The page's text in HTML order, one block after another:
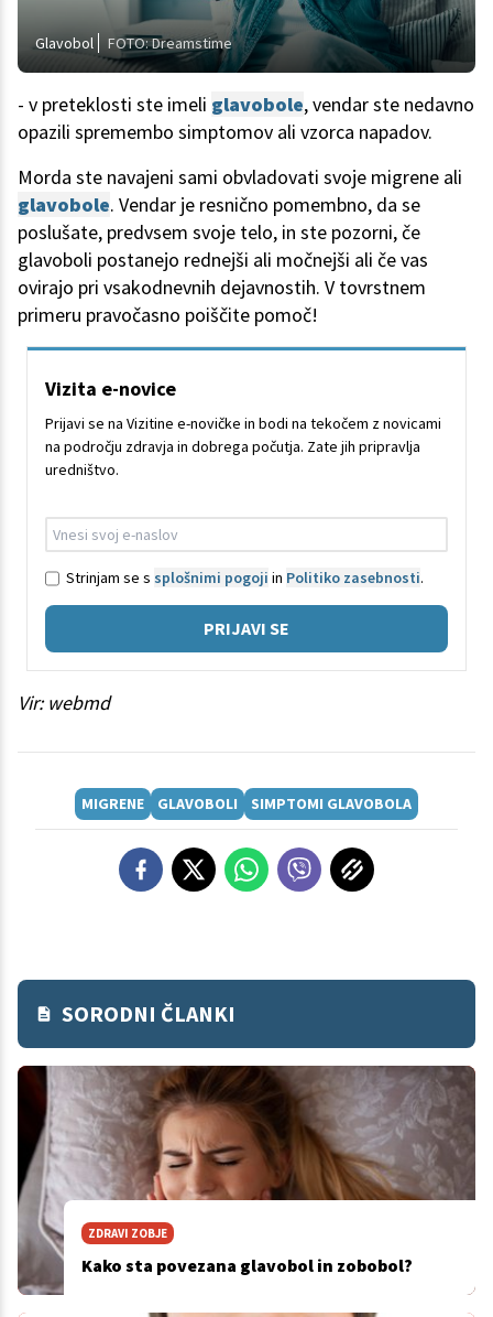
Glavobol FOTO: Dreamstime
- v preteklosti ste imeli glavobole, vendar ste nedavno
opazili spremembo simptomov ali vzorca napadov.
Morda ste navajeni sami obvladovati svoje migrene ali
glavobole. Vendar je resnično pomembno, da se
poslušate, predvsem svoje telo, in ste pozorni, če
glavoboli postanejo rednejši ali močnejši ali če vas
ovirajo pri vsakodnevnih dejavnostih. V tovrstnem
primeru pravočasno poiščite pomoč!
Vizita e-novice
Prijavi se na Vizitine e-novičke in bodi na tekočem z novicami
na področju zdravja in dobrega počutja. Zate jih pripravlja
uredništvo.
Strinjam se s splošnimi pogoji in Politiko zasebnosti.
PRIJAVI SE
Vir: webmd
MIGRENE GLAVOBOLI SIMPTOMI GLAVOBOLA
SORODNI ČLANKI
ZDRAVI ZOBJE
Kako sta povezana glavobol in zobobol?